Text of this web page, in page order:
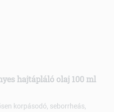
hajtápláló olaj 100 ml
korpásodó, seborrheás,